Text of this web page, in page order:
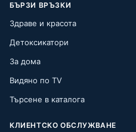
БЪРЗИ ВРЪЗКИ
Здраве и красота
Детоксикатори
За дома
Видяно по TV
Търсене в каталога
КЛИЕНТСКО ОБСЛУЖВАНЕ